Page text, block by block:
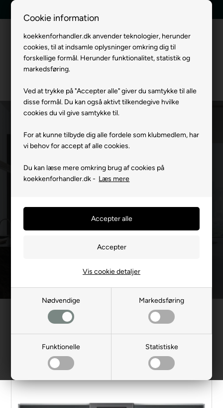
Cookie information
koekkenforhandler.dk anvender teknologier, herunder
cookies, til at indsamle oplysninger omkring dig til
forskellige formål. Herunder funktionalitet, statistik og
markedsføring.
Ved at trykke på "Accepter alle" giver du samtykke til alle
disse formål. Du kan også aktivt tilkendegive hvilke
cookies du vil give samtykke til.
For at kunne tilbyde dig alle fordele som klubmedlem, har
vi behov for accept af alle cookies.
Du kan læse mere omkring brug af cookies på
koekkenforhandler.dk - Læs mere
Nødvendige Markedsføring
Funktionelle Statistiske
Vis cookie detaljer
Menu
Gaggenau Espresso-/kaffemaskiner
Forside»Mærker Gaggenau Hvidevarer Gaggenau Espresso-/
Med fuldautomatiske espresso-/kaffemaskiner i Serie 400 og
200 kan du tilberede kaffe i en utrolig høj standard i dit eget
imødekomme dine gæsters individuelle præferencer med det
Filtrer produkter